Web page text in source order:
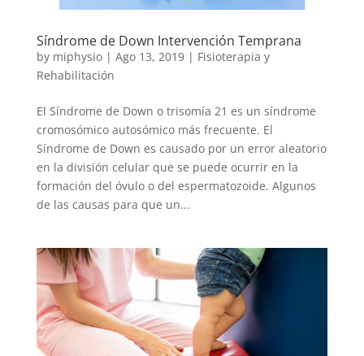
Síndrome de Down Intervención Temprana
by miphysio| Ago 13, 2019| Fisioterapia y
Rehabilitación
El Síndrome de Down o trisomía 21 es un síndrome
cromosómico autosómico más frecuente. El
Síndrome de Down es causado por un error aleatorio
en la división celular que se puede ocurrir en la
formación del óvulo o del espermatozoide. Algunos
de las causas para que un...